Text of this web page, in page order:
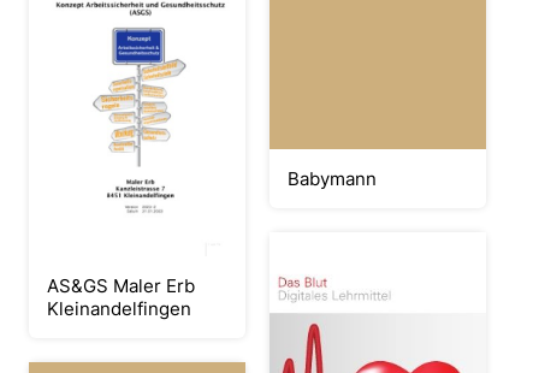
AS&GS Maler Erb
Kleinandelfingen
Babymann